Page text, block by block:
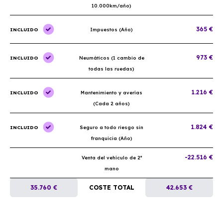
10.000km/año)
INCLUIDO Impuestos (Año) 365 €
INCLUIDO
Neumáticos (1 cambio de
todas las ruedas)
973 €
INCLUIDO
Mantenimiento y averías
(Cada 2 años)
1.216 €
INCLUIDO
Seguro a todo riesgo sin
franquicia (Año)
1.824 €
Venta del vehículo de 2ª
mano
-22.516 €
35.760 € COSTE TOTAL 42.653 €